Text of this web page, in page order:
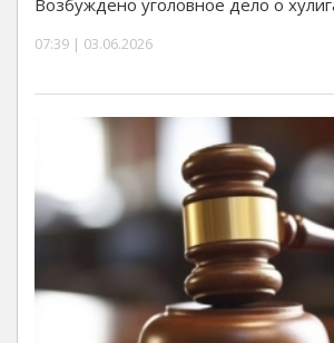
07:39 | 03.06.2026